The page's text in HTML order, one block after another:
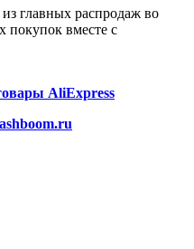
главных распродаж во
покупок вместе с
AliExpress